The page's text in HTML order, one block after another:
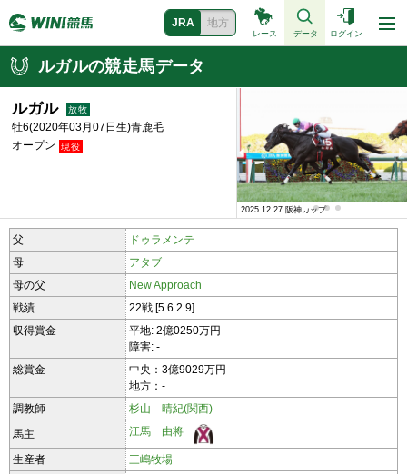
JRA 地方
レース データ ログイン
ルガルの競走馬データ
ルガル
牡6(2020年03月07日生)青鹿毛
オープン
2025.12.27 阪神カップ
父
ドゥラメンテ
母
アタブ
母の父
New Approach
戦績
22戦 [5 6 2 9]
収得賞金
平地: 2億0250万円
障害: -
総賞金
中央：3億9029万円
地方：-
調教師
杉山 晴紀(関西)
馬主
江馬 由将
生産者
三嶋牧場